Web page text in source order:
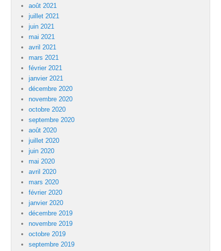
août 2021
juillet 2021
juin 2021
mai 2021
avril 2021
mars 2021
février 2021
janvier 2021
décembre 2020
novembre 2020
octobre 2020
septembre 2020
août 2020
juillet 2020
juin 2020
mai 2020
avril 2020
mars 2020
février 2020
janvier 2020
décembre 2019
novembre 2019
octobre 2019
septembre 2019